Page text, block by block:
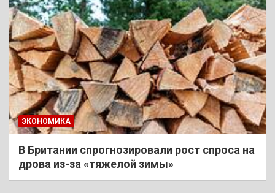
ЭКОНОМИКА
В Британии спрогнозировали рост спроса на
дрова из-за «тяжелой зимы»